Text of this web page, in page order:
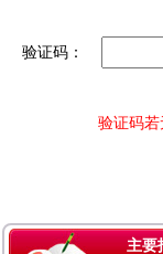
验证码：
验证码若
主要